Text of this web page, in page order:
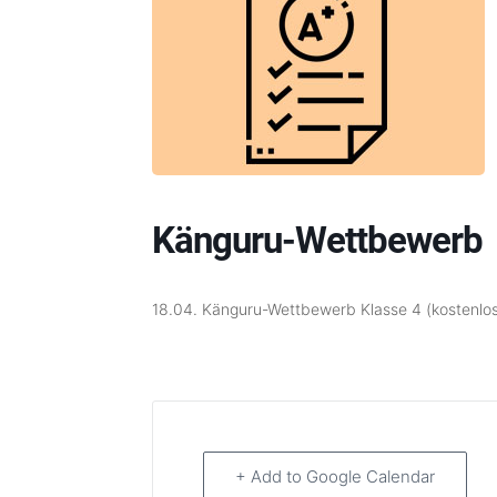
Känguru-Wettbewerb
18.04. Känguru-Wettbewerb Klasse 4
+ Add to Google Calendar